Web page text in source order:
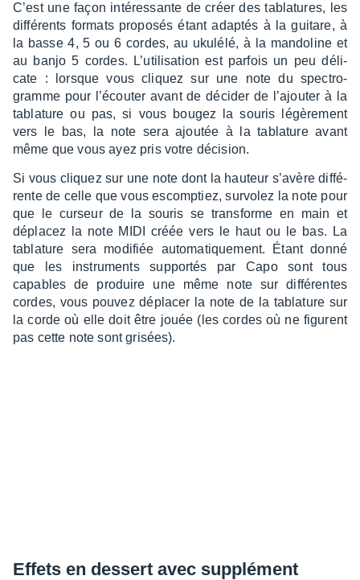
C’est une façon inté­res­sante de créer des tabla­tures, les
diffé­rents formats propo­sés étant adap­tés à la guitare, à
la basse 4, 5 ou 6 cordes, au ukulélé, à la mando­line et
au banjo 5 cordes. L’uti­li­sa­tion est parfois un peu déli­
cate : lorsque vous cliquez sur une note du spec­tro­
gramme pour l’écou­ter avant de déci­der de l’ajou­ter à la
tabla­ture ou pas, si vous bougez la souris légè­re­ment
vers le bas, la note sera ajou­tée à la tabla­ture avant
même que vous ayez pris votre déci­sion.
Si vous cliquez sur une note dont la hauteur s’avère diffé­
rente de celle que vous escomp­tiez, survo­lez la note pour
que le curseur de la souris se trans­forme en main et
dépla­cez la note MIDI créée vers le haut ou le bas. La
tabla­ture sera modi­fiée auto­ma­tique­ment. Étant donné
que les instru­ments suppor­tés par Capo sont tous
capables de produire une même note sur diffé­rentes
cordes, vous pouvez dépla­cer la note de la tabla­ture sur
la corde où elle doit être jouée (les cordes où ne figurent
pas cette note sont grisées).
Effets en dessert avec supplé­ment